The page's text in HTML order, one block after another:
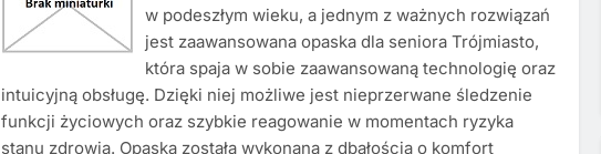
w podeszłym wieku, a jednym z ważnych rozwiązań
jest zaawansowana opaska dla seniora Trójmiasto,
która spaja w sobie zaawansowaną technologię oraz
intuicyjną obsługę. Dzięki niej możliwe jest nieprzerwane śledzenie
funkcji życiowych oraz szybkie reagowanie w momentach ryzyka
stanu zdrowia. Opaska została wykonana z dbałością o komfort